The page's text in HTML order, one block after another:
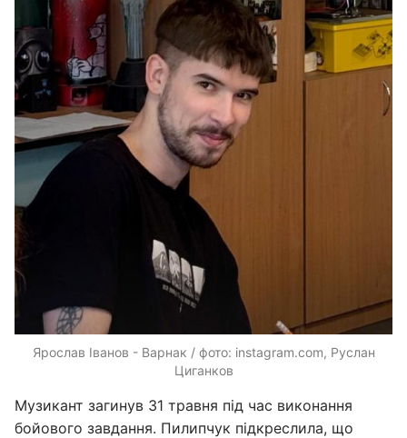
Ярослав Іванов - Варнак / фото: instagram.com, Руслан
Циганков
Музикант загинув 31 травня під час виконання
бойового завдання. Пилипчук підкреслила, що